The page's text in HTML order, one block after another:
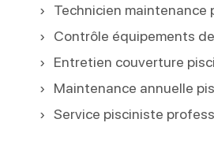
Technicien maintenance
Contrôle équipements
Entretien couverture
Maintenance annuelle
Service pisciniste